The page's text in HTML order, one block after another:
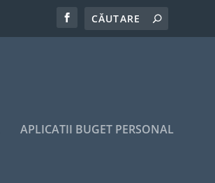
APLICATII BUGET PERSONAL